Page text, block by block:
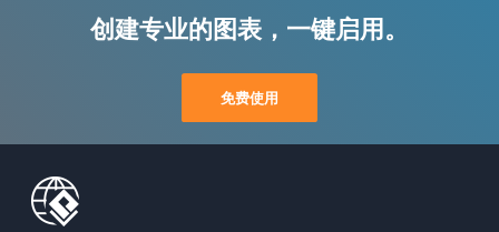
创建专业的图表，一键启用。
免费使用